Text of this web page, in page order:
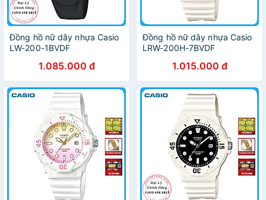
Đồng hồ nữ dây nhựa Casio
LW-200-1BVDF
1.085.000 đ
Đồng hồ nữ dây nhựa Casio
LRW-200H-7BVDF
1.015.000 đ